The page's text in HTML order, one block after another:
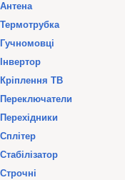
Антена
Термотрубка
Гучномовці
Інвертор
Кріплення ТВ
Переключатели
Перехідники
Сплітер
Стабілізатор
Строчні